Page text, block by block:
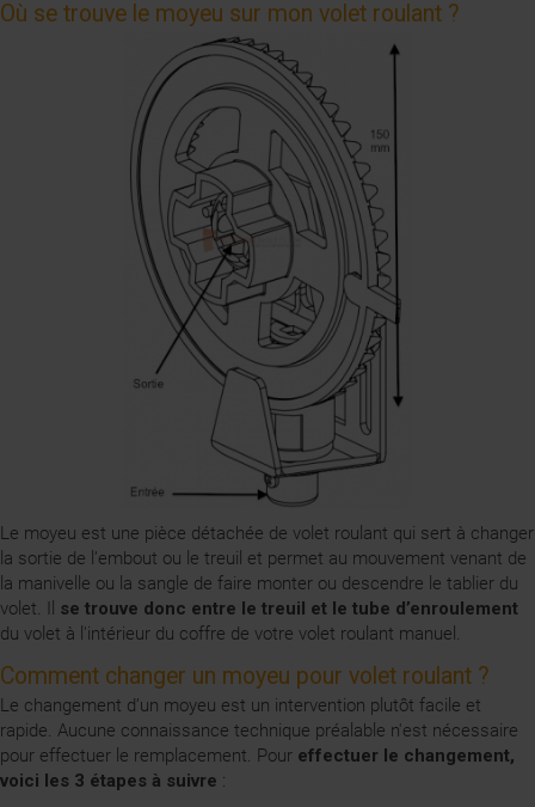
Où se trouve le moyeu sur mon volet roulant ?
Le moyeu est une pièce détachée de volet roulant qui sert à changer
la sortie de l’embout ou le treuil et permet au mouvement venant de
la manivelle ou la sangle de faire monter ou descendre le tablier du
volet. Il se trouve donc entre le treuil et le tube d’enroulement
du volet à l'intérieur du coffre de votre volet roulant manuel.
Comment changer un moyeu pour volet roulant ?
Le changement d’un moyeu est un intervention plutôt facile et
rapide. Aucune connaissance technique préalable n'est nécessaire
pour effectuer le remplacement. Pour effectuer le changement,
voici les 3 étapes à suivre :